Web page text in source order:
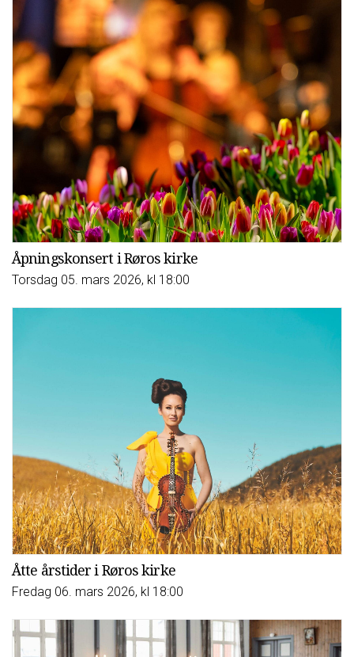
Åpningskonsert i Røros kirke
Torsdag 05. mars 2026, kl 18:00
Åtte årstider i Røros kirke
Fredag 06. mars 2026, kl 18:00